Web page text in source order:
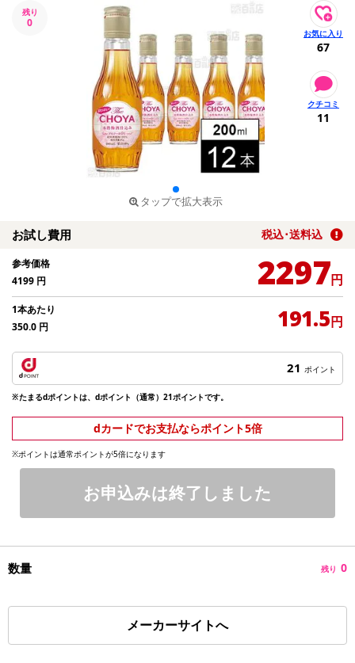
残り
0
タップで拡大表示
67
11
お試し費用 税込･送料込
参考価格
4199 円 2297円
1本あたり
350.0 円 191.5円
21 ポイント
※たまるdポイントは、dポイント（通常）21ポイントです。
dカードでお支払ならポイント5倍
※ポイントは通常ポイントが5倍になります
お申込みは終了しました
数量 残り 0
メーカーサイトへ